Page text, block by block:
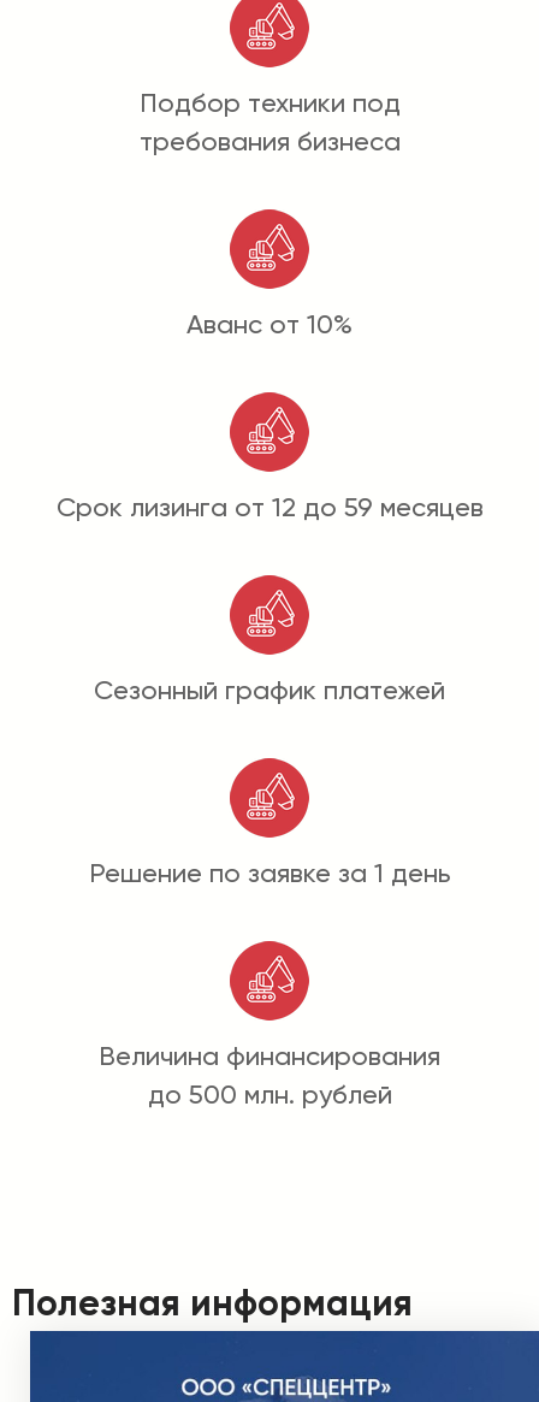
Подбор техники под
требования бизнеса
Аванс от 10%
Срок лизинга от 12 до 59 месяцев
Сезонный график платежей
Решение по заявке за 1 день
Величина финансирования
до 500 млн. рублей
Полезная информация